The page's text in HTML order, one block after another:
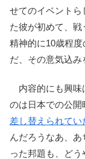
せてのイベントら
た彼が初めて、
精神的に10歳程
だ、その意気込み
内容的にも興味
のは日本での公開
差し替えられてい
んだろうなあ、
った邦題も、ど